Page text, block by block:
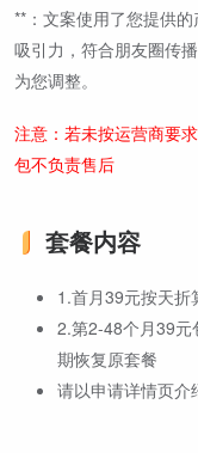
**：文案使用了您提供
吸引力，符合朋友圈传
为您调整。
注意：若未按运营商要
包不负责售后
套餐内容
1.首月39元按天折
2.第2-48个月39元
期恢复原套餐
请以申请详情页介